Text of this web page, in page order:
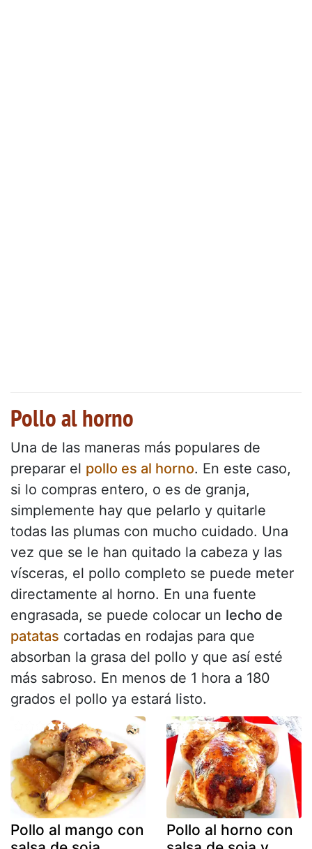
Pollo al horno
Una de las maneras más populares de
preparar el pollo es al horno. En este caso,
si lo compras entero, o es de granja,
simplemente hay que pelarlo y quitarle
todas las plumas con mucho cuidado. Una
vez que se le han quitado la cabeza y las
vísceras, el pollo completo se puede meter
directamente al horno. En una fuente
engrasada, se puede colocar un lecho de
patatas cortadas en rodajas para que
absorban la grasa del pollo y que así esté
más sabroso. En menos de 1 hora a 180
grados el pollo ya estará listo.
Pollo al mango con
Pollo al horno con